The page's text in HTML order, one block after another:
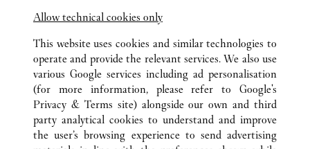
営業時間は変更になる場合がございます。
ALL CARTIER LOCATIONS JAPAN
OSAKA
OSAKA-SHI
北区角田町8-7
Allow technical cookies only
This website uses cookies and similar technologies to
operate and provide the relevant services. We also use
various Google services including ad personalisation
(for more information, please refer to Google's
Privacy & Terms site) alongside our own and third
party analytical cookies to understand and improve
the user’s browsing experience to send advertising